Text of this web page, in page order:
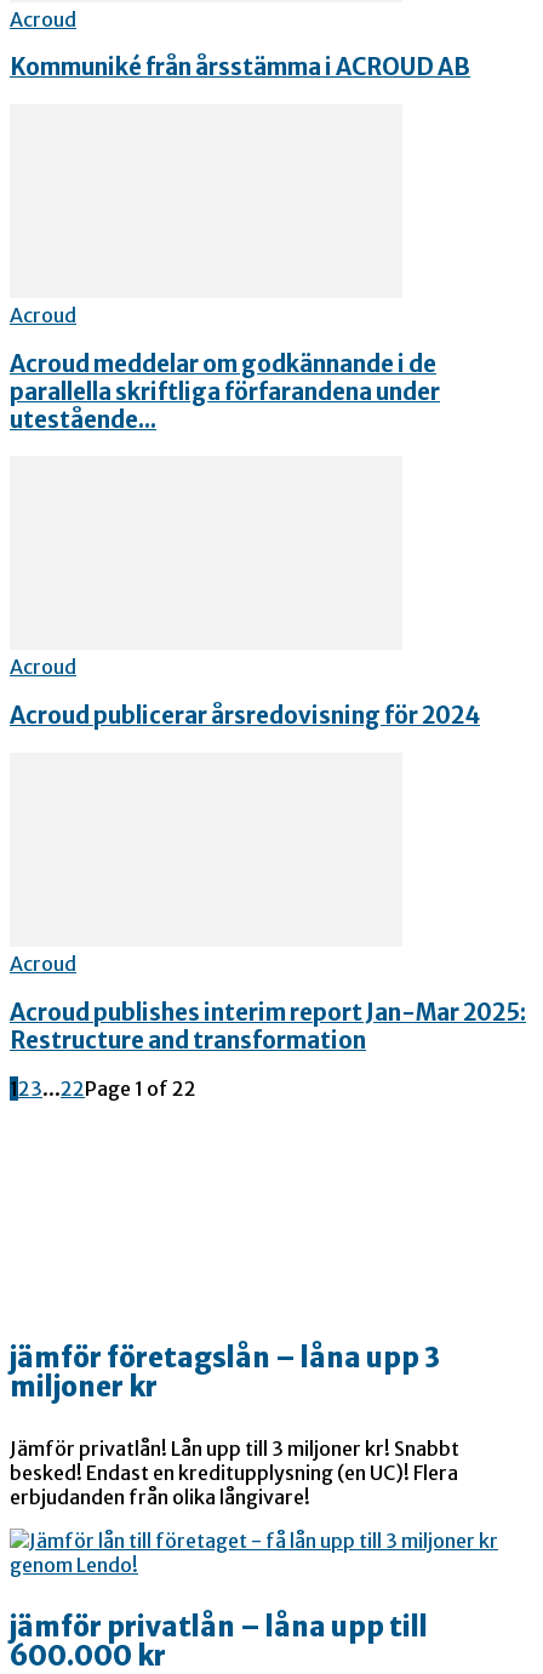
Acroud
Kommuniké från årsstämma i ACROUD AB
Acroud
Acroud meddelar om godkännande i de
parallella skriftliga förfarandena under
utestående...
Acroud
Acroud publicerar årsredovisning för 2024
Acroud
Acroud publishes interim report Jan-Mar 2025:
Restructure and transformation
123...22Page 1 of 22
jämför företagslån – låna upp 3
miljoner kr
Jämför privatlån! Lån upp till 3 miljoner kr! Snabbt
besked! Endast en kreditupplysning (en UC)! Flera
erbjudanden från olika långivare!
jämför privatlån – låna upp till
600.000 kr